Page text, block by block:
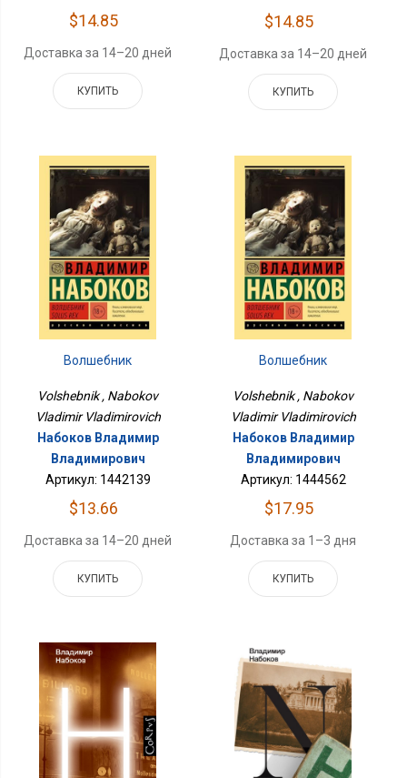
$14.85
Доставка за 14–20 дней
КУПИТЬ
$14.85
Доставка за 14–20 дней
КУПИТЬ
Волшебник
Volshebnik , Nabokov
Vladimir Vladimirovich
Набоков Владимир
Владимирович
Артикул: 1442139
$13.66
Доставка за 14–20 дней
КУПИТЬ
Волшебник
Volshebnik , Nabokov
Vladimir Vladimirovich
Набоков Владимир
Владимирович
Артикул: 1444562
$17.95
Доставка за 1–3 дня
КУПИТЬ